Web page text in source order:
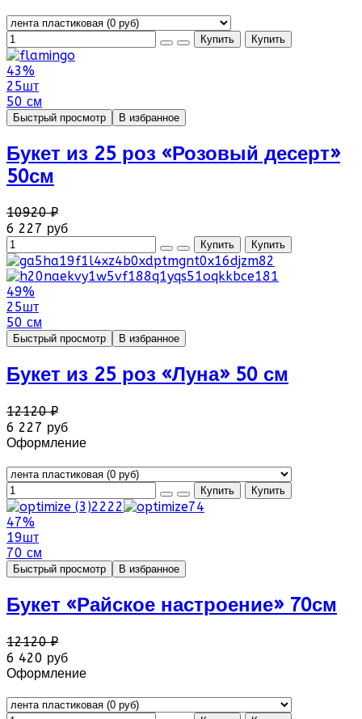
43%
25шт
50 см
Быстрый просмотр В избранное
Букет из 25 роз «Розовый десерт»
50см
10920 ₽
6 227 руб
49%
25шт
50 см
Быстрый просмотр В избранное
Букет из 25 роз «Луна» 50 см
12120 ₽
6 227 руб
Оформление
47%
19шт
70 см
Быстрый просмотр В избранное
Букет «Райское настроение» 70см
12120 ₽
6 420 руб
Оформление